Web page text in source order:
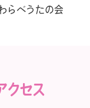
らべうたの会
セス